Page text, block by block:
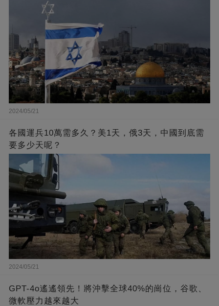
2024/05/21
各國運兵10萬需多久？美1天，俄3天，中國到底需
要多少天呢？
2024/05/21
GPT-4o遙遙領先！將沖擊全球40%的崗位，谷歌、
微軟壓力越來越大